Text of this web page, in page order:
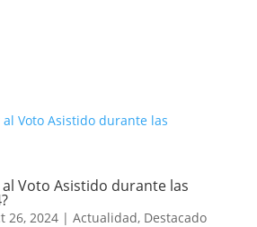
Voto Asistido durante las
26, 2024| Actualidad, Destacado